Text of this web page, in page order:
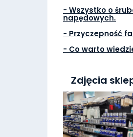
- Wszystko o
napędowych.
- Przyczepność
- Co warto
Zdjęcia